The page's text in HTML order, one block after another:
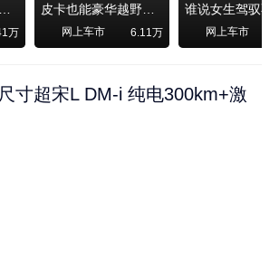
《安定洞察》汽车烧不烧油，和石油安全无关！
万
皮卡也能豪华越野！纵横F700上市，限时卖29.99万起
网上车市 6.11万 网上车市
寸超宋L DM-i 纯电300km+激